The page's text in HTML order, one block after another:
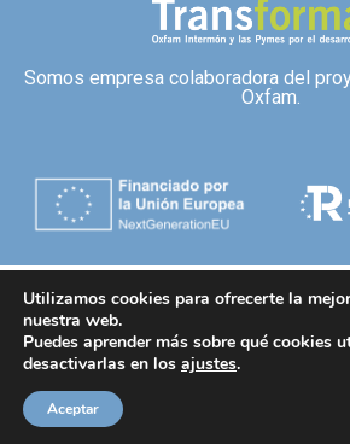
Somos empresa colaboradora del
Oxfam.
Utilizamos cookies para ofrecerte la
nuestra web.
Puedes aprender más sobre qué cookies
desactivarlas en los ajustes.
Aceptar